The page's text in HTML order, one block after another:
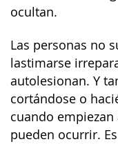
ocultan.
Las personas no
lastimarse
autolesionan. Y
cortándose o
cuando empiezan
pueden ocurrir.